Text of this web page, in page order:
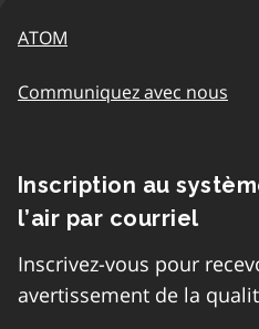
ATOM
Communiquez avec nous
Inscription au
l’air par courriel
Inscrivez-vous pour
avertissement de la